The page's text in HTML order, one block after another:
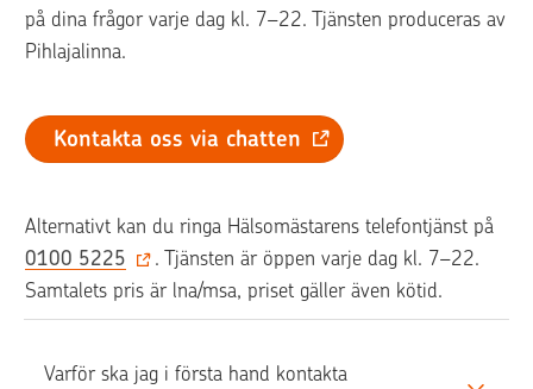
på dina frågor varje dag kl. 7–22. Tjänsten produceras av
Pihlajalinna.
Kontakta oss via chatten
0100 5225
. Tjänsten är öppen varje dag kl. 7–22.
Samtalets pris är lna/msa, priset gäller även kötid.
Varför ska jag i första hand kontakta